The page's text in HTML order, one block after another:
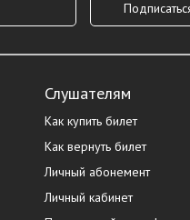
Слушателям
Как купить билет
Как вернуть билет
Личный абонемент
Личный кабинет